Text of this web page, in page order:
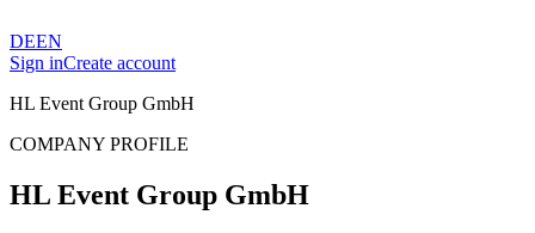
DEEN
Sign inCreate account
HL Event Group GmbH
COMPANY PROFILE
HL Event Group GmbH